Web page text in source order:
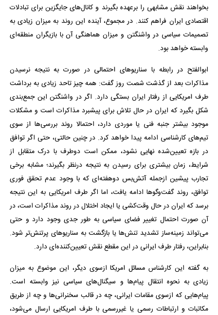
بخواهند نقش مشابهی را برعهده بگیرند و کانال‌های جایگزین برای تبادلات
اقتصادی ایران فراهم کنند. در مجموع، آینده این روند به میزان زیادی به
تصمیمات سیاسی در واشنگتن و میزان هماهنگی آن با بازیگران منطقه‌ای
وابسته خواهد بود.
ابوالفتح در رابطه با سناریوهای احتمالی در صورت به نتیجه نرسیدن
مذاکرات بعد از گذشت شصت روز گفت: همه‌ چیز تاحد زیادی به برداشت
طرف امریکایی از رفتار ایران بستگی دارد. اگر در واشنگتن این جمع‌بندی
شکل بگیرد که ایران در حال تلاش برای پیشبرد مذاکرات است و مشکلات
موجود بیشتر جنبه فنی یا موردی دارد، احتمالا روند بررسی‌ها از سوی
تیم‌های کارشناسی ادامه پیدا خواهد کرد. در چنین حالتی، حتی اگر توافق
در بازه تعیین‌شده نهایی نشود، ممکن است دوطرف با درک متقابل از
شرایط، زمان بیشتری برای رسیدن به نتیجه درنظر بگیرند؛ مشابه برخی
تجارب پیشین ازجمله آتش‌بس دوهفته‌ای که با وجود عدم تحقق فوری
توافق، روند گفت‌وگوها ادامه یافت، اما اگر طرف امریکایی به این نتیجه
برسد که ایران در حال وقت‌کشی یا ایجاد اختلال در روند مذاکرات است، در
آن صورت احتمال تغییر فضای سیاسی به‌ طور جدی وجود دارد و حتی
می‌تواند زمینه‌ساز تشدید تنش‌ها یا بازگشت به سناریوهای پرتنش‌تر شود.
بنابراین، رفتار طرف ایرانی در این مقطع نقش تعیین‌کننده‌ای دارد.
به گفته این کارشناس مسائل امریکا ازسوی دیگر، این موضوع به میزان
زیادی به نحوه انتقال پیام‌ها و سیگنال‌های سیاسی نیز وابسته است.
پیام‌هایی که ازسوی مقامات ایرانی، چه در قالب سخنرانی‌ها و چه از طریق
مکاتبات و ارتباطات رسمی یا غیررسمی با طرف امریکایی ارسال می‌شود،